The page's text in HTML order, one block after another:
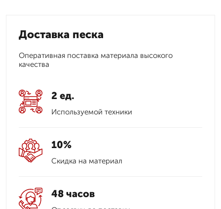
Доставка песка
Оперативная поставка материала высокого
качества
2 ед.
Используемой техники
10%
Скидка на материал
48 часов